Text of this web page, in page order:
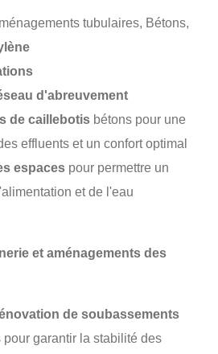
tubulaires, Bétons,
d'abreuvement
de caillebotis bétons pour une
effluents et un confort optimal
espaces pour permettre un
et de l'eau
et aménagements des
de soubassements
pour garantir la stabilité des